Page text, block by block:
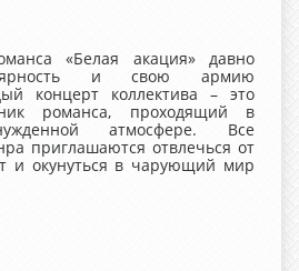
«Белая акация» давно
и свою армию
концерт коллектива – это
романса, проходящий в
атмосфере. Все
приглашаются отвлечься от
и окунуться в чарующий мир